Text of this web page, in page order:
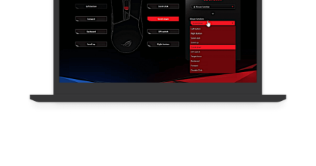
Interaktiv App for Taoyuan internasjonale
lufthavn - Integrasjon av backend-system